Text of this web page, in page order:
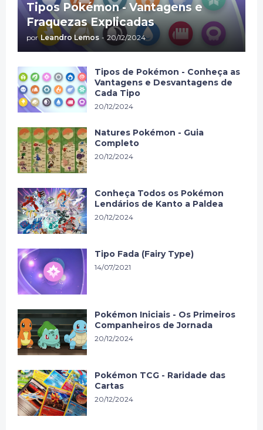
Tipos Pokémon - Vantagens e
Fraquezas Explicadas
por Leandro Lemos - 20/12/2024
Tipos de Pokémon - Conheça as
Vantagens e Desvantagens de
Cada Tipo
20/12/2024
Natures Pokémon - Guia
Completo
20/12/2024
Conheça Todos os Pokémon
Lendários de Kanto a Paldea
20/12/2024
Tipo Fada (Fairy Type)
14/07/2021
Pokémon Iniciais - Os Primeiros
Companheiros de Jornada
20/12/2024
Pokémon TCG - Raridade das
Cartas
20/12/2024